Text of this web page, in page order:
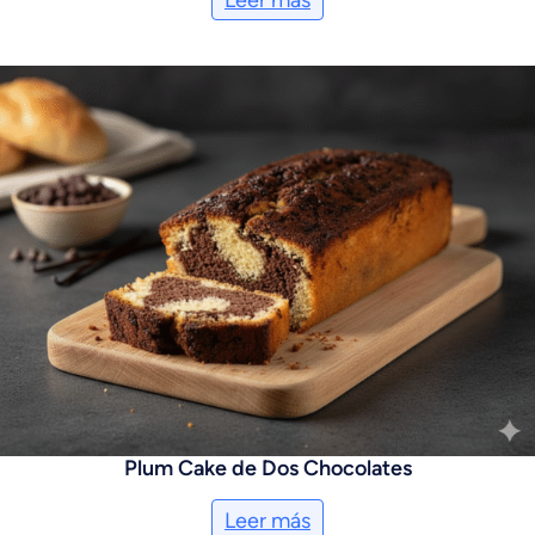
Plum Cake de Dos Chocolates
Leer más